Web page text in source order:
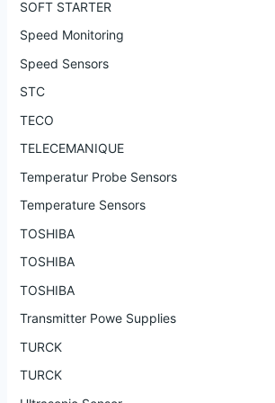
SOFT STARTER
Speed Monitoring
Speed Sensors
STC
TECO
TELECEMANIQUE
Temperatur Probe Sensors
Temperature Sensors
TOSHIBA
TOSHIBA
TOSHIBA
Transmitter Powe Supplies
TURCK
TURCK